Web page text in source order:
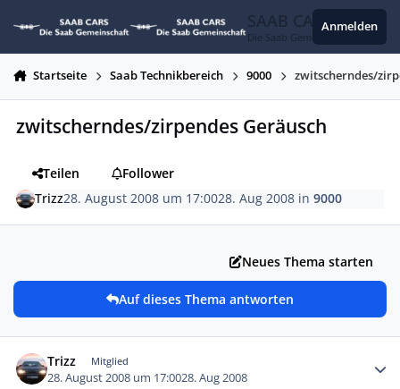
SAAB CARS
Die Saab Gemeinschaft
Anmelden
Startseite Saab Technikbereich 9000 zwitscherndes/
zwitscherndes/zirpendes Geräusch
Teilen
Follower
Trizz28. August 2008 um 17:0028. Aug 2008 in9000
Neues Thema starten
Auf dieses Thema antworten
Trizz Mitglied
28. August 2008 um 17:0028. Aug 2008